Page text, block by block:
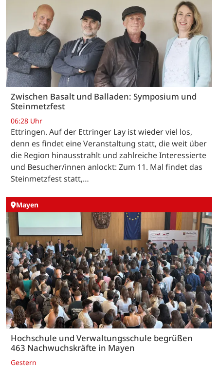
Zwischen Basalt und Balladen: Symposium und
Steinmetzfest
06:28 Uhr
Ettringen. Auf der Ettringer Lay ist wieder viel los,
denn es findet eine Veranstaltung statt, die weit über
die Region hinausstrahlt und zahlreiche Interessierte
und Besucher/innen anlockt: Zum 11. Mal findet das
Steinmetzfest statt,…
Mayen
Hochschule und Verwaltungsschule begrüßen
463 Nachwuchskräfte in Mayen
Gestern